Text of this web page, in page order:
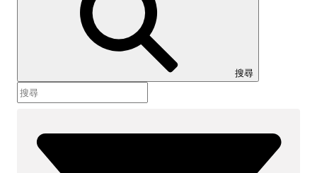
顯示目錄
搜尋